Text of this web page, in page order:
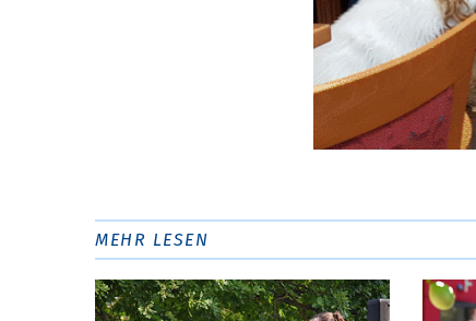
MEHR LESEN